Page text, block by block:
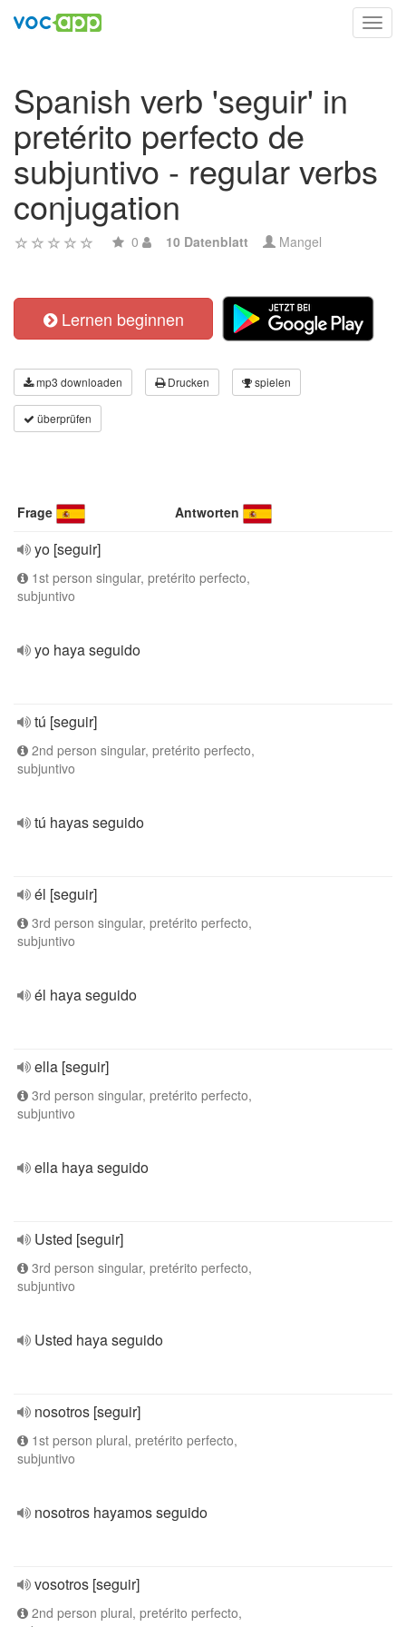
Spanish verb 'seguir' in
pretérito perfecto de
subjuntivo - regular verbs
conjugation
0 10 Datenblatt Mangel
Lernen beginnen
mp3 downloaden Drucken spielen
überprüfen
Frage Antworten
yo [seguir]
1st person singular, pretérito perfecto,
subjuntivo
yo haya seguido
tú [seguir]
2nd person singular, pretérito perfecto,
subjuntivo
tú hayas seguido
él [seguir]
3rd person singular, pretérito perfecto,
subjuntivo
él haya seguido
ella [seguir]
3rd person singular, pretérito perfecto,
subjuntivo
ella haya seguido
Usted [seguir]
3rd person singular, pretérito perfecto,
subjuntivo
Usted haya seguido
nosotros [seguir]
1st person plural, pretérito perfecto,
subjuntivo
nosotros hayamos seguido
vosotros [seguir]
2nd person plural, pretérito perfecto,